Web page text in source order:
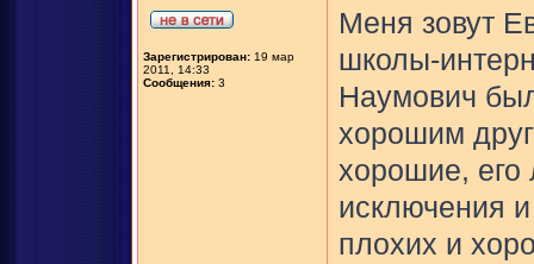
Зарегистрирован: 19 мар
2011, 14:33
Сообщения: 3
Меня зовут
школы-
Наумович
хорошим
хорошие, его
исключения
плохих и